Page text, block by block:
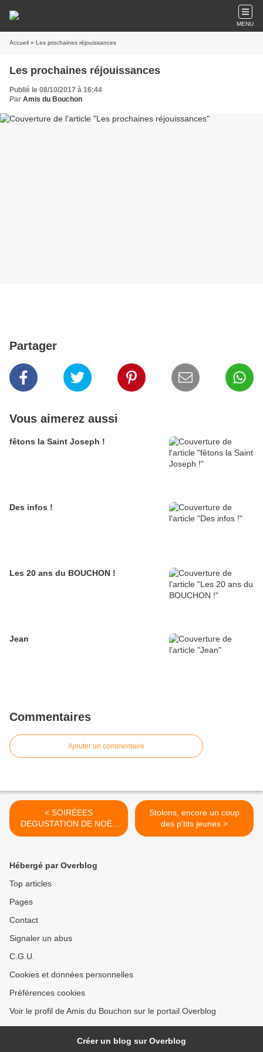
MENU
Accueil » Les prochaines réjouissances
Les prochaines réjouissances
Publié le 08/10/2017 à 16:44
Par Amis du Bouchon
Partager
Vous aimerez aussi
fêtons la Saint Joseph !
Des infos !
Les 20 ans du BOUCHON !
Jean
Commentaires
Ajouter un commentaire
< SOIRÉEES
DEGUSTATION DE NOËL
DU BOUCHON
Stolons, encore un coup
des p'tits jeunes >
Hébergé par Overblog
Top articles
Pages
Contact
Signaler un abus
C.G.U.
Cookies et données personnelles
Préférences cookies
Voir le profil de Amis du Bouchon sur le portail Overblog
Créer un blog sur Overblog